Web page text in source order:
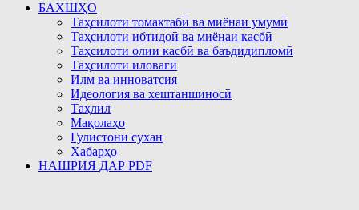
БАХШҲО
Таҳсилоти томактабӣ ва миёнаи умумӣ
Таҳсилоти ибтидоӣ ва миёнаи касбӣ
Таҳсилоти олии касбӣ ва баъдидипломӣ
Таҳсилоти иловагӣ
Илм ва инноватсия
Идеология ва хештаншиносӣ
Таҳлил
Мақолаҳо
Гулистони сухан
Хабарҳо
НАШРИЯ ДАР PDF